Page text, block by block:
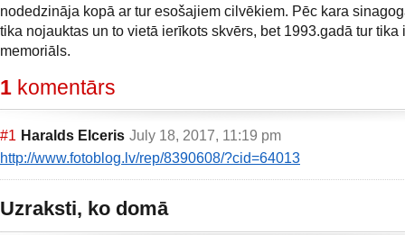
nodedzināja kopā ar tur esošajiem cilvēkiem. Pēc kara
tika nojauktas un to vietā ierīkots skvērs, bet 1993.gadā tur tika
memoriāls.
1 komentārs
#1 Haralds Elceris July 18, 2017, 11:19 pm
http://www.fotoblog.lv/rep/8390608/?cid=64013
Uzraksti, ko domā